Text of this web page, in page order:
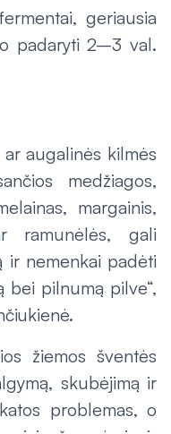
geriausia
padaryti 2–3 val.
augalinės kilmės
medžiagos,
margainis,
ramunėlės, gali
ir nemenkai padėti
bei pilnumą pilve“,
žiemos šventės
skubėjimą ir
problemas, o